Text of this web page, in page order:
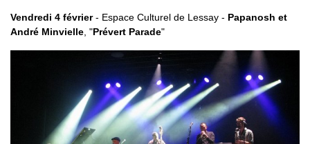
Vendredi 4 février- Espace Culturel de Lessay - Papanosh et
André Minvielle, "Prévert Parade"